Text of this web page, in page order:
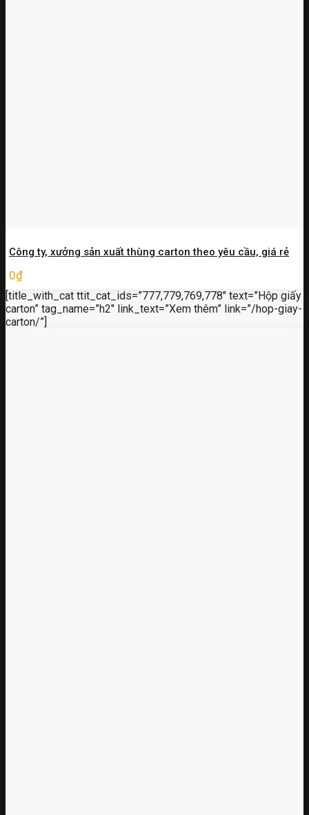
Công ty, xưởng sản xuất thùng carton theo yêu cầu, giá rẻ
0₫
[title_with_cat ttit_cat_ids=”777,779,769,778″ text=”Hộp giấy
carton” tag_name=”h2″ link_text=”Xem thêm” link=”/hop-giay-
carton/”]